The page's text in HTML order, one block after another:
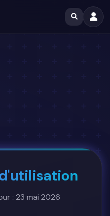
: 23 mai 2026